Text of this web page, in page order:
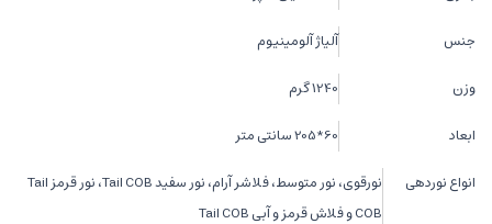
جنس آلیاژ آلومینیوم
وزن 1240 گرم
ابعاد 60*205 سانتی متر
انواع نوردهی
نورقوی، نور متوسط، فلاشر آرام، نور سفید Tail COB، نور قرمز Tail
COB و فلاش قرمز و آبی Tail COB